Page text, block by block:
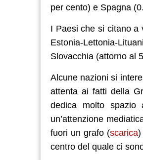
per cento) e Spagna
I Paesi che si citano a
Estonia-Lettonia-
Slovacchia (attorno al
Alcune nazioni si
attenta ai fatti della
dedica molto spazio
un’attenzione
fuori un grafo (scarica)
centro del quale ci